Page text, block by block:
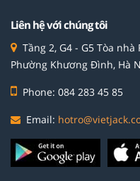
Liên hệ với chúng tôi
Tầng 2, G4 - G5 Tòa
Phường Khương Đình, Hà
Phone: 084 283 45 85
Email: